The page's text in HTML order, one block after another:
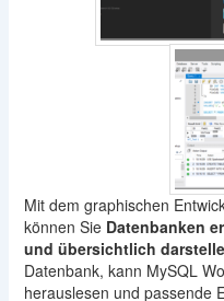
Mit dem graphischen
können Sie Datenbanken
und übersichtlich
Datenbank, kann MySQL
herauslesen und passende